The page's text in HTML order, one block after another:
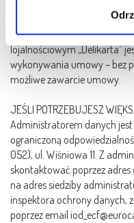
Podanie danych
lojalnościowym „Delikarta”
wykonywania umowy – bez
możliwe zawarcie umowy.
JEŚLI POTRZEBUJESZ
Administratorem danych jest
ograniczoną
052), ul. Wiśniowa 11. Z
skontaktować poprzez
na adres siedziby
inspektora ochrony danych,
poprzez email